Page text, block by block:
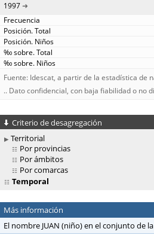
1997
Fuente: Idescat, a partir de la estadística de
.. Dato confidencial, con baja fiabilidad o no
Criterio de desagregación
Territorial
Por provincias
Por ámbitos
Por comarcas
Temporal
Más información
El nombre JUAN (niño) en el conjunto de